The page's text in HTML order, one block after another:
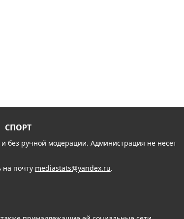
СПОРТ
без ручной модерации. Администрация не несет
на почту mediastats@yandex.ru.